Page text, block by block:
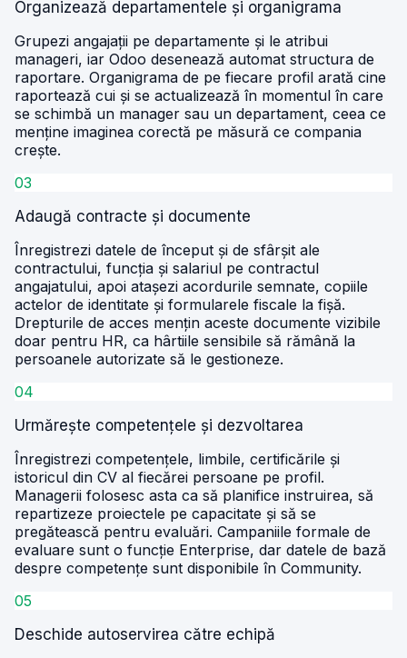
Organizează departamentele și organigrama
Grupezi angajații pe departamente și le atribui
manageri, iar Odoo desenează automat structura de
raportare. Organigrama de pe fiecare profil arată cine
raportează cui și se actualizează în momentul în care
se schimbă un manager sau un departament, ceea ce
menține imaginea corectă pe măsură ce compania
crește.
03
Adaugă contracte și documente
Înregistrezi datele de început și de sfârșit ale
contractului, funcția și salariul pe contractul
angajatului, apoi atașezi acordurile semnate, copiile
actelor de identitate și formularele fiscale la fișă.
Drepturile de acces mențin aceste documente vizibile
doar pentru HR, ca hârtiile sensibile să rămână la
persoanele autorizate să le gestioneze.
04
Urmărește competențele și dezvoltarea
Înregistrezi competențele, limbile, certificările și
istoricul din CV al fiecărei persoane pe profil.
Managerii folosesc asta ca să planifice instruirea, să
repartizeze proiectele pe capacitate și să se
pregătească pentru evaluări. Campaniile formale de
evaluare sunt o funcție Enterprise, dar datele de bază
despre competențe sunt disponibile în Community.
05
Deschide autoservirea către echipă